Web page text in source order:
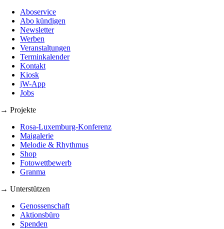
Aboservice
Abo kündigen
Newsletter
Werben
Veranstaltungen
Terminkalender
Kontakt
Kiosk
jW-App
Jobs
→ Projekte
Rosa-Luxemburg-Konferenz
Maigalerie
Melodie & Rhythmus
Shop
Fotowettbewerb
Granma
→ Unterstützen
Genossenschaft
Aktionsbüro
Spenden